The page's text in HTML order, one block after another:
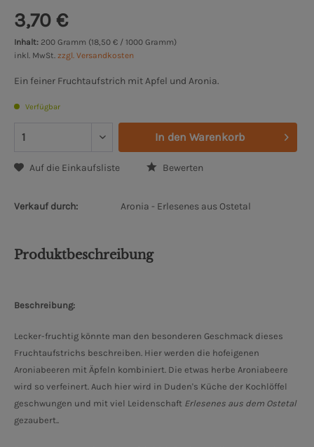
3,70 €
Inhalt: 200 Gramm (18,50 € / 1000 Gramm)
inkl. MwSt. zzgl. Versandkosten
Ein feiner Fruchtaufstrich mit Apfel und Aronia.
Verfügbar
In den Warenkorb
Auf die Einkaufsliste Bewerten
Verkauf durch: Aronia - Erlesenes aus Ostetal
Produktbeschreibung
Beschreibung:
Lecker-fruchtig könnte man den besonderen Geschmack dieses
Fruchtaufstrichs beschreiben. Hier werden die hofeigenen
Aroniabeeren mit Äpfeln kombiniert. Die etwas herbe Aroniabeere
wird so verfeinert. Auch hier wird in Duden's Küche der Kochlöffel
geschwungen und mit viel Leidenschaft Erlesenes aus dem Ostetal
gezaubert..